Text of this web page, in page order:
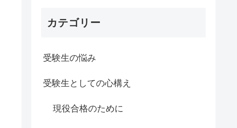
カテゴリー
受験生の悩み
受験生としての心構え
現役合格のために